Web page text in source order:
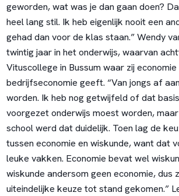
geworden, wat was je dan gaan doen?
heel lang stil. Ik heb eigenlijk nooit een
gehad dan voor de klas staan.” Wendy
twintig jaar in het onderwijs, waarvan
Vituscollege in Bussum waar zij economie
bedrijfseconomie geeft. “Van jongs af
worden. Ik heb nog getwijfeld of dat
voorgezet onderwijs moest worden,
school werd dat duidelijk. Toen lag de
tussen economie en wiskunde, want dat
leuke vakken. Economie bevat wel
wiskunde andersom geen economie, dus
uiteindelijke keuze tot stand gekomen.”